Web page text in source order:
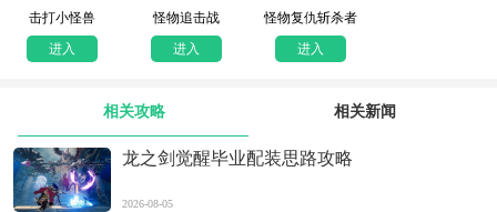
击打小怪兽
进入
怪物追击战
进入
怪物复仇斩杀者
进入
相关攻略 相关新闻
龙之剑觉醒毕业配装思路攻略
2026-08-05